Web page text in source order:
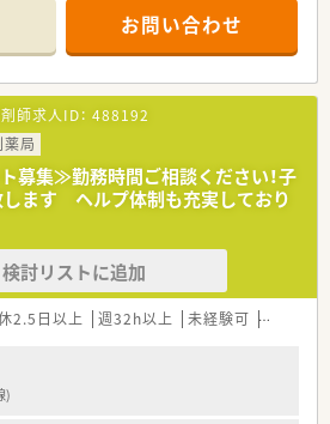
ドバイスができる薬剤師になりたい方
務の両方に興味があり、薬剤師としての幅を
向かってがんばりたい方
をお持ちの方（取得見込みの方を含む）
円～2,500円
：30（休憩60分）
30（休憩0分）
フト制勤務
トによる 有給休暇法定通り付与
施設（認定施設）であり、最新のMRI（MRマ
した超早期発見に力を入れています。
門病院」として知られ、内視鏡手術から人工
高度な技術を提供しています。
床）」と「介護医療院（26床）」を併設する
制をとっています。
お問い合わせ
師求人ID： 488192
局
募集≫勤務時間ご相談ください！子
ます ヘルプ体制も充実しており
検討リストに追加
2.5日以上 週32h以上 未経験可 ブランク
)